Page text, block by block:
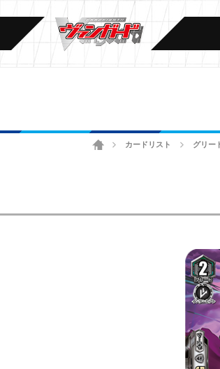
ホームカードリスト グリー